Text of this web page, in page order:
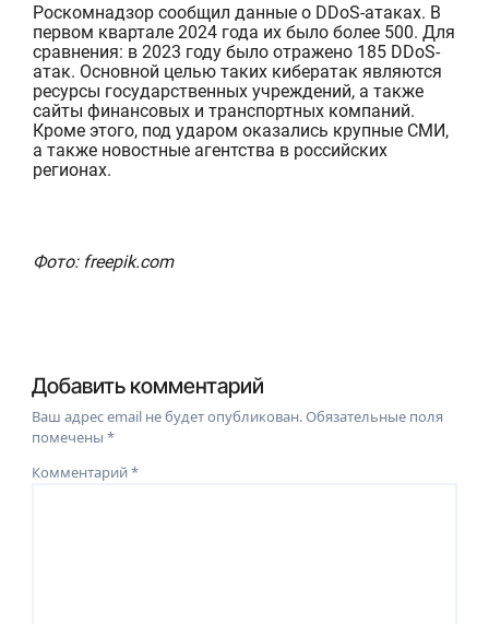
Роскомнадзор сообщил данные о DDoS-атаках. В
первом квартале 2024 года их было более 500. Для
сравнения: в 2023 году было отражено 185 DDoS-
атак. Основной целью таких кибератак являются
ресурсы государственных учреждений, а также
сайты финансовых и транспортных компаний.
Кроме этого, под ударом оказались крупные СМИ,
а также новостные агентства в российских
регионах.
Фото: freepik.com
Добавить комментарий
Ваш адрес email не будет опубликован.Обязательные поля
помечены*
Комментарий*